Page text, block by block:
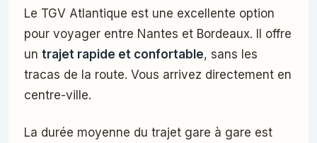
Le TGV Atlantique est une excellente option
pour voyager entre Nantes et Bordeaux. Il offre
un trajet rapide et confortable, sans les
tracas de la route. Vous arrivez directement en
centre-ville.
La durée moyenne du trajet gare à gare est